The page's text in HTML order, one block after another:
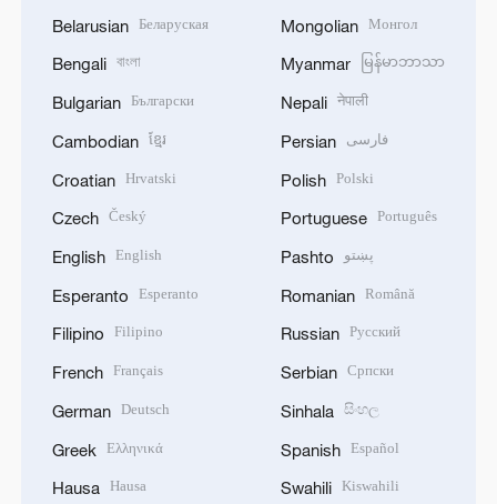
Belarusian Беларуская
Bengali বাংলা
Bulgarian Български
Cambodian ខ្មែរ
Croatian Hrvatski
Czech Český
English English
Esperanto Esperanto
Filipino Filipino
French Français
German Deutsch
Greek Ελληνικά
Hausa Hausa
Mongolian Монгол
Myanmar မြန်မာဘာသာ
Nepali नेपाली
Persian فارسی
Polish Polski
Portuguese Português
Pashto پښتو
Romanian Română
Russian Русский
Serbian Српски
Sinhala සිංහල
Spanish Español
Swahili Kiswahili